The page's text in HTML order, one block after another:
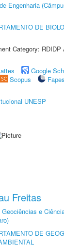
Engenharia
DE
Category: RDIDP
Google
Scopus
UNESP
Freitas
e
DE